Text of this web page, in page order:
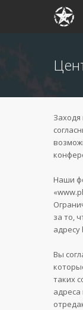
Наши
за то,
адресу
Вы
таких